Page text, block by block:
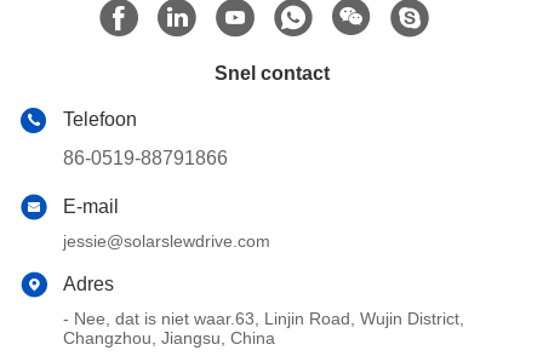
Snel contact
Telefoon
86-0519-88791866
E-mail
jessie@solarslewdrive.com
Adres
- Nee, dat is niet waar.63, Linjin Road, Wujin District,
Changzhou, Jiangsu, China